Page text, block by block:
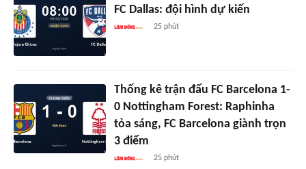
FC Dallas: đội hình dự kiến
25 phút
Thống kê trận đấu FC Barcelona 1-
0 Nottingham Forest: Raphinha
tỏa sáng, FC Barcelona giành trọn
3 điểm
25 phút